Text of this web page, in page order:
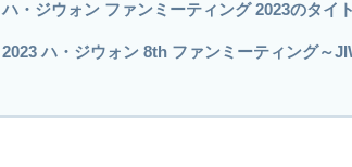
ハ・ジウォン ファンミーティング 2023のタイ
2023 ハ・ジウォン 8th ファンミーティング～